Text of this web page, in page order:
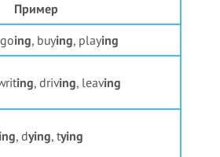
Пример
ing, buying, playing
ing, driving, leaving
, dying, tying